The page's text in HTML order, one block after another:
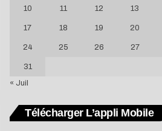
10 11 12 13
17 18 19 20
24 25 26 27
31
« Juil
Télécharger L’appli Mobile